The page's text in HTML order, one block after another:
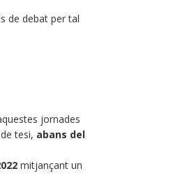
de debat per tal
jornades
tesi, abans del
mitjançant un